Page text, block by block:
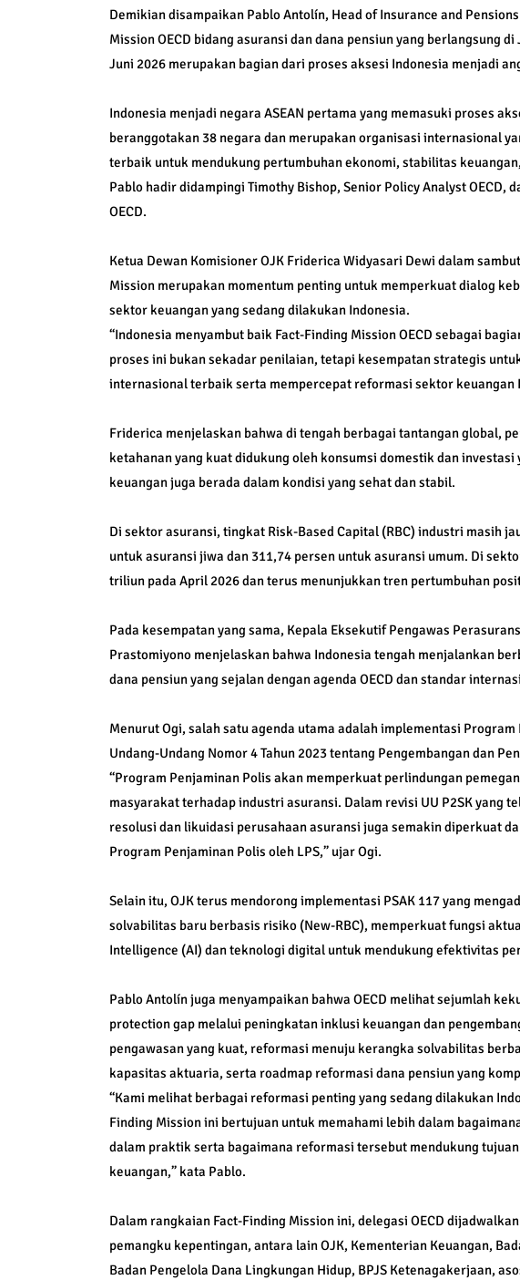
Demikian disampaikan Pablo Antolín, Head of Insurance and
Mission OECD bidang asuransi dan dana pensiun yang berlangsung
Juni 2026 merupakan bagian dari proses aksesi Indonesia menjadi
Indonesia menjadi negara ASEAN pertama yang memasuki proses
beranggotakan 38 negara dan merupakan organisasi internasional
terbaik untuk mendukung pertumbuhan ekonomi, stabilitas
Pablo hadir didampingi Timothy Bishop, Senior Policy Analyst OECD,
OECD.
Ketua Dewan Komisioner OJK Friderica Widyasari Dewi dalam
Mission merupakan momentum penting untuk memperkuat dialog
sektor keuangan yang sedang dilakukan Indonesia.
“Indonesia menyambut baik Fact-Finding Mission OECD sebagai
proses ini bukan sekadar penilaian, tetapi kesempatan strategis
internasional terbaik serta mempercepat reformasi sektor keuangan
Friderica menjelaskan bahwa di tengah berbagai tantangan global,
ketahanan yang kuat didukung oleh konsumsi domestik dan
keuangan juga berada dalam kondisi yang sehat dan stabil.
Di sektor asuransi, tingkat Risk-Based Capital (RBC) industri masih
untuk asuransi jiwa dan 311,74 persen untuk asuransi umum. Di
triliun pada April 2026 dan terus menunjukkan tren pertumbuhan
Pada kesempatan yang sama, Kepala Eksekutif Pengawas
Prastomiyono menjelaskan bahwa Indonesia tengah menjalankan
dana pensiun yang sejalan dengan agenda OECD dan standar
Menurut Ogi, salah satu agenda utama adalah implementasi
Undang-Undang Nomor 4 Tahun 2023 tentang Pengembangan dan
“Program Penjaminan Polis akan memperkuat perlindungan
masyarakat terhadap industri asuransi. Dalam revisi UU P2SK yang
resolusi dan likuidasi perusahaan asuransi juga semakin diperkuat
Program Penjaminan Polis oleh LPS,” ujar Ogi.
Selain itu, OJK terus mendorong implementasi PSAK 117 yang
solvabilitas baru berbasis risiko (New-RBC), memperkuat fungsi
Intelligence (AI) dan teknologi digital untuk mendukung efektivitas
Pablo Antolín juga menyampaikan bahwa OECD melihat sejumlah
protection gap melalui peningkatan inklusi keuangan dan
pengawasan yang kuat, reformasi menuju kerangka solvabilitas
kapasitas aktuaria, serta roadmap reformasi dana pensiun yang
“Kami melihat berbagai reformasi penting yang sedang dilakukan
Finding Mission ini bertujuan untuk memahami lebih dalam
dalam praktik serta bagaimana reformasi tersebut mendukung
keuangan,” kata Pablo.
Dalam rangkaian Fact-Finding Mission ini, delegasi OECD
pemangku kepentingan, antara lain OJK, Kementerian Keuangan,
Badan Pengelola Dana Lingkungan Hidup, BPJS Ketenagakerjaan,